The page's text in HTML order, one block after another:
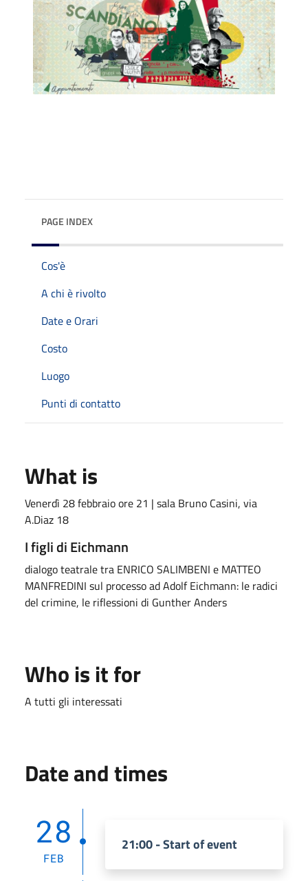
PAGE INDEX
Cos'è
A chi è rivolto
Date e Orari
Costo
Luogo
Punti di contatto
What is
Venerdì 28 febbraio ore 21 | sala Bruno Casini, via
A.Diaz 18
I figli di Eichmann
dialogo teatrale tra ENRICO SALIMBENI e MATTEO
MANFREDINI sul processo ad Adolf Eichmann: le radici
del crimine, le riflessioni di Gunther Anders
Who is it for
A tutti gli interessati
Date and times
28
FEB
21:00 - Start of event